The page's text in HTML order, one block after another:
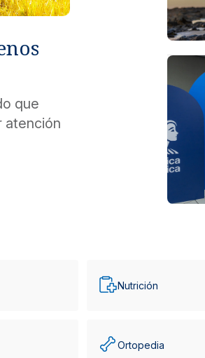
que
atención
Nutrición
Ortopedia